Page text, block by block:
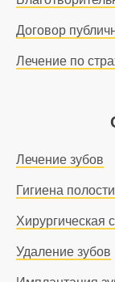
Договор
Лечение по
Лечение зубов
Гигиена
Хирургическая
Удаление зубов